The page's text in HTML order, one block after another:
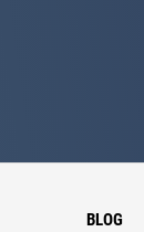
BLOG